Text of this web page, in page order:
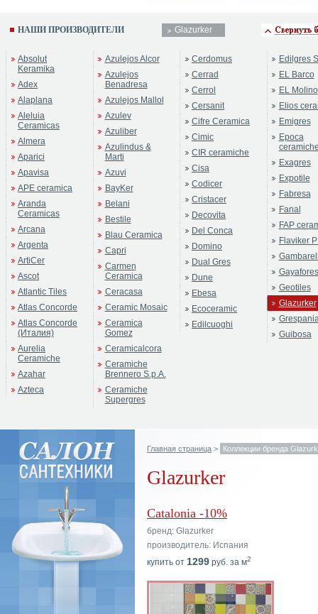
Glazurker
НАШИ ПРОИЗВОДИТЕЛИ Glazurker
Absolut
Keramika
Adex
Alaplana
Aleluia
Ceramicas
Almera
Aparici
Apavisa
APE ceramica
Aranda
Ceramicas
Arcana
Argenta
ArtiCer
Ascot
Atlantic Tiles
Atlas Concorde
Atlas Concorde
(Италия)
Aurelia
Ceramiche
Azahar
Azteca
Azulejos Alcor
Azulejos
Benadresa
Azulejos Mallol
Azulev
Azuliber
Azulindus &
Marti
Azuvi
BayKer
Belani
Bestile
Blau Ceramica
Capri
Carmen
Ceramica
Ceracasa
Ceramic Mosaic
Ceramica
Gomez
Ceramicalcora
Ceramiche
Brennero S.p.A.
Ceramiche
Supergres
Cerdomus
Cerrad
Cerrol
Cersanit
Cifre Ceramica
Cimic
CIR ceramiche
Cisa
Codicer
Cristacer
Decovita
Del Conca
Domino
Dual Gres
Dune
Ebesa
Ecoceramic
Edilcuoghi
Edilgres
EL Barco
EL Molino
Elios
Emigres
Epoca
Exagres
Expotile
Fabresa
Fanal
FAP
Flaviker
Gayafores
Geotiles
Glazurker
Guibosa
Главная страница > Коллекции бренда
Glazurker
Catalonia -10%
бренд: Glazurker
производитель: Испания
купить от 1299 руб. за м2